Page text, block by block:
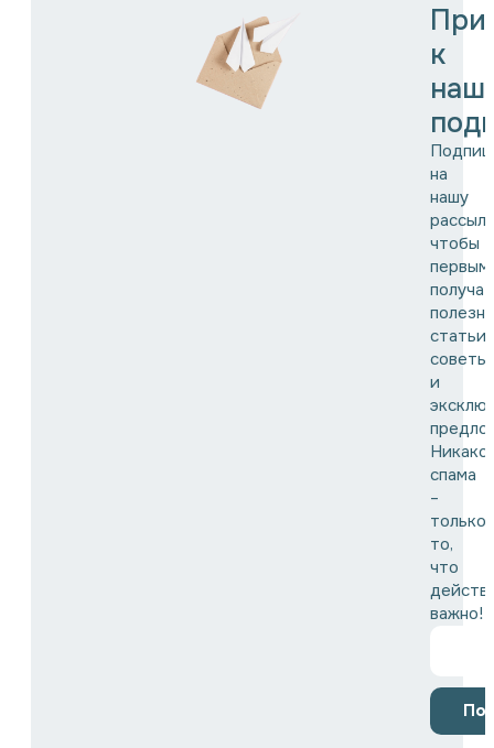
к
на
нашу
чтобы
статьи,
советы
и
спама
–
только
то,
что
важно!